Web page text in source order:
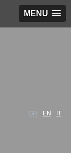
MENU
GR EN IT